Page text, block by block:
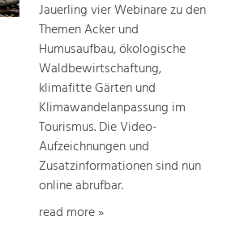
Jauerling vier Webinare zu den
Themen Acker und
Humusaufbau, ökologische
Waldbewirtschaftung,
klimafitte Gärten und
Klimawandelanpassung im
Tourismus. Die Video-
Aufzeichnungen und
Zusatzinformationen sind nun
online abrufbar.
read more »